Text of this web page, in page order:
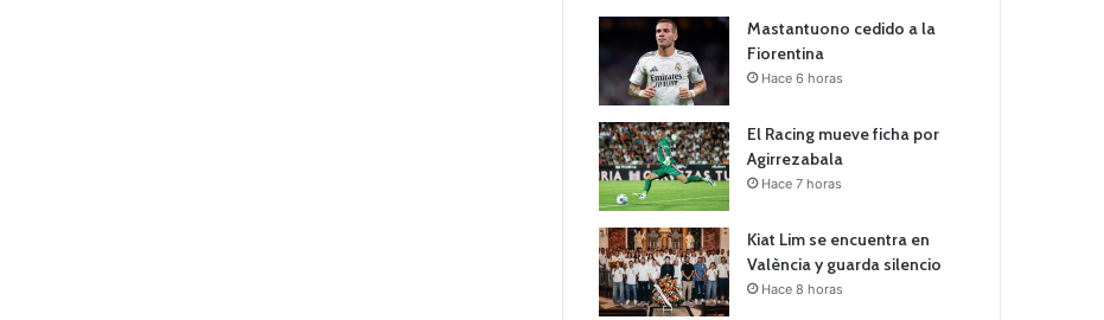
Mastantuono cedido a la
Fiorentina
Hace 6 horas
El Racing mueve ficha por
Agirrezabala
Hace 7 horas
Kiat Lim se encuentra en
València y guarda silencio
Hace 8 horas